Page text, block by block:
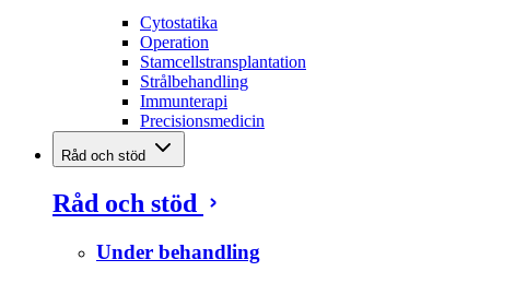
Cytostatika
Operation
Stamcellstransplantation
Strålbehandling
Immunterapi
Precisionsmedicin
Råd och stöd
Råd och stöd
Under behandling